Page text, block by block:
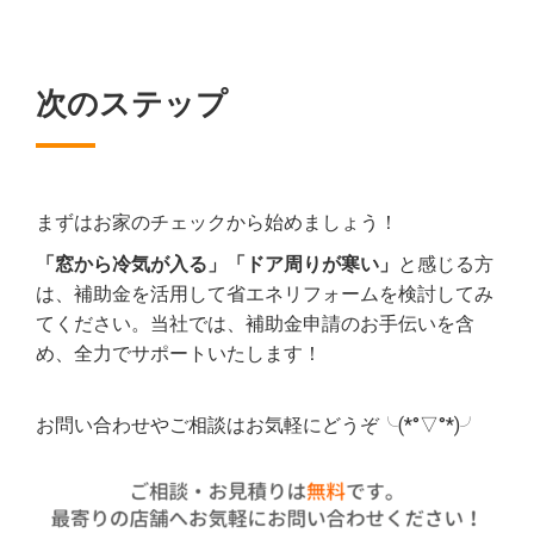
次のステップ
まずはお家のチェックから始めましょう！
「窓から冷気が入る」「ドア周りが寒い」 と感じる方
は、補助金を活用して省エネリフォームを検討してみ
てください。当社では、補助金申請のお手伝いを含
め、全力でサポートいたします！
お問い合わせやご相談はお気軽にどうぞ╰(*°▽°*)╯